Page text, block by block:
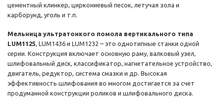
цементный клинкер, циркониевый песок, летучая зола и
карборунд, уголь и т.п.
Мельница ультратонкого помола вертикального типа
LUM1125, LUM1436 и LUM1232 – это однотипные станки одной
серии. Конструкция включает основную раму, валковый узел,
шлифовальный диск, классификатор, нагнетательное устройство,
двигатель, редуктор, система смазки и др. Высокая
эффективность шлифования во многом достигается за счет
продуманной конструкции роликов и шлифовального диска.